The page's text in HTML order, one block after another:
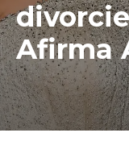
Afirma